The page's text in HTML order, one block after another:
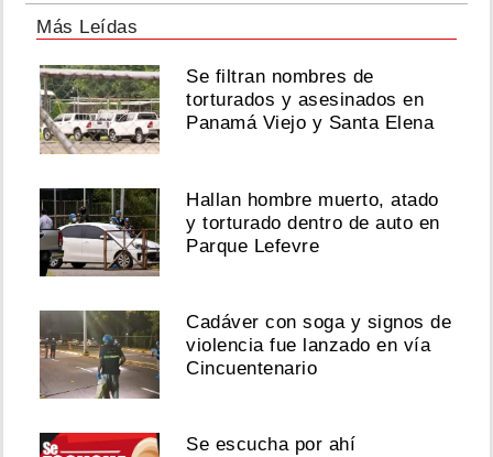
Más Leídas
Se filtran nombres de
torturados y asesinados en
Panamá Viejo y Santa Elena
Hallan hombre muerto, atado
y torturado dentro de auto en
Parque Lefevre
Cadáver con soga y signos de
violencia fue lanzado en vía
Cincuentenario
Se escucha por ahí